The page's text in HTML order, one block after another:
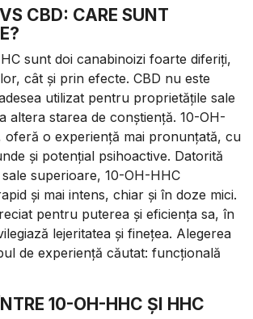
CBD: CARE SUNT
sunt doi canabinoizi foarte diferiți,
cât și prin efecte. CBD nu este
utilizat pentru proprietățile sale
altera starea de conștiență. 10-OH-
oferă o experiență mai pronunțată, cu
și potențial psihoactive. Datorită
superioare, 10-OH-HHC
și mai intens, chiar și în doze mici.
pentru puterea și eficiența sa, în
lejeritatea și finețea. Alegerea
de experiență căutat: funcțională
10-OH-HHC ȘI HHC